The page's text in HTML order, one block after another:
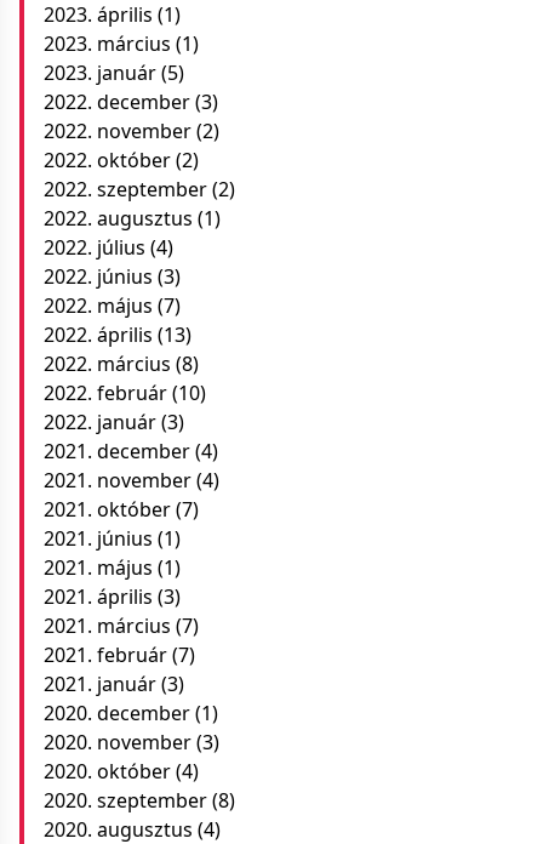
2023. április (1)
2023. március (1)
2023. január(5)
2022. december(3)
2022. november(2)
2022. október(2)
2022. szeptember(2)
2022. augusztus (1)
2022. július (4)
2022. június (3)
2022. május (7)
2022. április (13)
2022. március (8)
2022. február(10)
2022. január(3)
2021. december(4)
2021. november(4)
2021. október(7)
2021. június (1)
2021. május (1)
2021. április (3)
2021. március (7)
2021. február(7)
2021. január(3)
2020. december(1)
2020. november(3)
2020. október(4)
2020. szeptember(8)
2020. augusztus (4)